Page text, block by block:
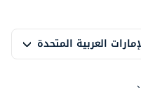
العربية المتحدة